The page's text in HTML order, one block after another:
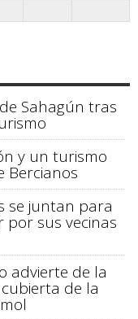
Sahagún tras
y un turismo
Bercianos
se juntan para
sus vecinas
advierte de la
de la